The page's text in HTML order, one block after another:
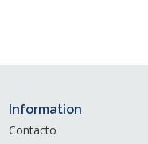
Information
Contacto